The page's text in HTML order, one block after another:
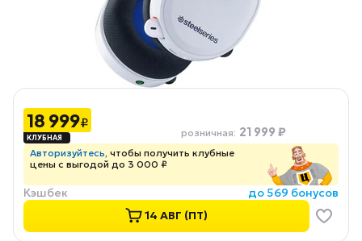
18 999₽
розничная: 21 999 ₽
Авторизуйтесь, чтобы получить клубные
цены с выгодой до 3 000 ₽
Кэшбек
до 569 бонусов
14 АВГ (ПТ)